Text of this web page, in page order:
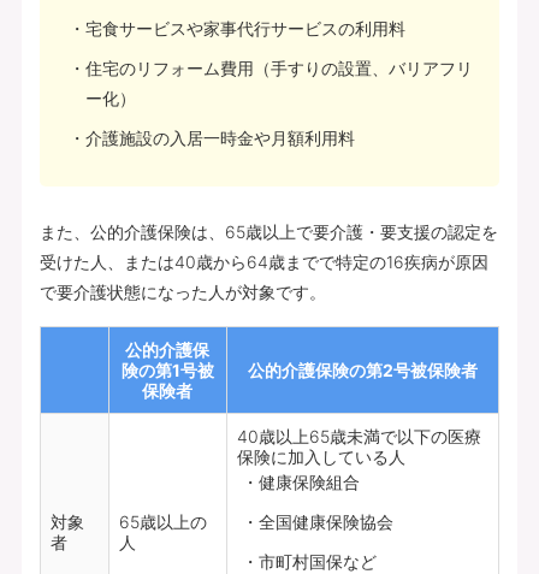
宅食サービスや家事代行サービスの利用料
住宅のリフォーム費用（手すりの設置、バリアフリ
ー化）
介護施設の入居一時金や月額利用料
また、公的介護保険は、65歳以上で要介護・要支援の認定を
受けた人、または40歳から64歳までで特定の16疾病が原因
で要介護状態になった人が対象です。
公的介護保
険の第1号被
保険者
公的介護保険の第2号被保険者
対象
者
65歳以上の
人
40歳以上65歳未満で以下の医療
保険に加入している人
健康保険組合
全国健康保険協会
市町村国保など